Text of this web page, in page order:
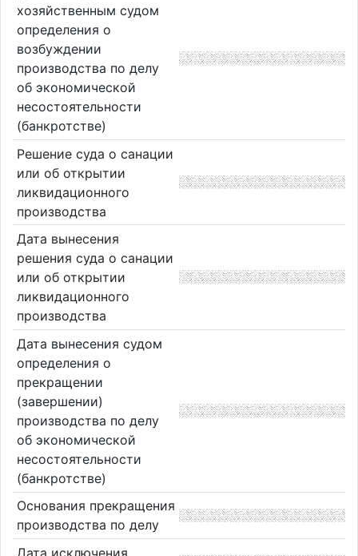
хозяйственным судом
определения о
возбуждении
производства по делу
об экономической
несостоятельности
(банкротстве)
Решение суда о санации
или об открытии
ликвидационного
производства
Дата вынесения
решения суда о санации
или об открытии
ликвидационного
производства
Дата вынесения судом
определения о
прекращении
(завершении)
производства по делу
об экономической
несостоятельности
(банкротстве)
Основания прекращения
производства по делу
Дата исключения